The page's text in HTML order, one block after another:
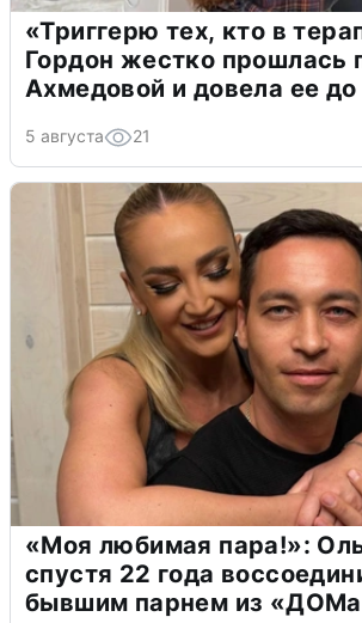
«Триггерю тех, кто в
Гордон жестко прошлась
Ахмедовой и довела ее до
5 августа 21
«Моя любимая пара!»:
спустя 22 года
бывшим парнем из